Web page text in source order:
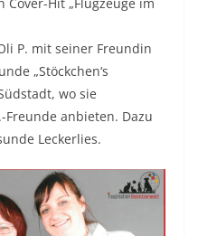
P. mit seiner Freundin
„Stöckchen‘s
wo sie
Freunde anbieten. Dazu
Leckerlies.